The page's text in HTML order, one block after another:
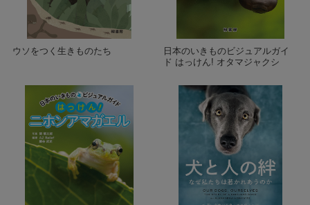
ウソをつく生きものたち
日本のいきものビジュアルガイ
ド はっけん! オタマジャクシ